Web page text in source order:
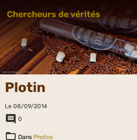
Chercheurs de vérités
Plotin
Le 08/09/2014
0
Dans Photos